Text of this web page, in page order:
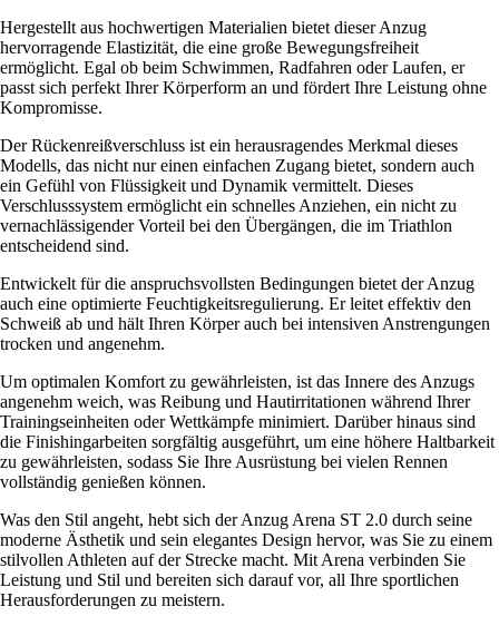
Hergestellt aus hochwertigen Materialien bietet dieser Anzug
hervorragende Elastizität, die eine große Bewegungsfreiheit
ermöglicht. Egal ob beim Schwimmen, Radfahren oder Laufen, er
passt sich perfekt Ihrer Körperform an und fördert Ihre Leistung ohne
Kompromisse.
Der Rückenreißverschluss ist ein herausragendes Merkmal dieses
Modells, das nicht nur einen einfachen Zugang bietet, sondern auch
ein Gefühl von Flüssigkeit und Dynamik vermittelt. Dieses
Verschlusssystem ermöglicht ein schnelles Anziehen, ein nicht zu
vernachlässigender Vorteil bei den Übergängen, die im Triathlon
entscheidend sind.
Entwickelt für die anspruchsvollsten Bedingungen bietet der Anzug
auch eine optimierte Feuchtigkeitsregulierung. Er leitet effektiv den
Schweiß ab und hält Ihren Körper auch bei intensiven Anstrengungen
trocken und angenehm.
Um optimalen Komfort zu gewährleisten, ist das Innere des Anzugs
angenehm weich, was Reibung und Hautirritationen während Ihrer
Trainingseinheiten oder Wettkämpfe minimiert. Darüber hinaus sind
die Finishingarbeiten sorgfältig ausgeführt, um eine höhere Haltbarkeit
zu gewährleisten, sodass Sie Ihre Ausrüstung bei vielen Rennen
vollständig genießen können.
Was den Stil angeht, hebt sich der Anzug Arena ST 2.0 durch seine
moderne Ästhetik und sein elegantes Design hervor, was Sie zu einem
stilvollen Athleten auf der Strecke macht. Mit Arena verbinden Sie
Leistung und Stil und bereiten sich darauf vor, all Ihre sportlichen
Herausforderungen zu meistern.